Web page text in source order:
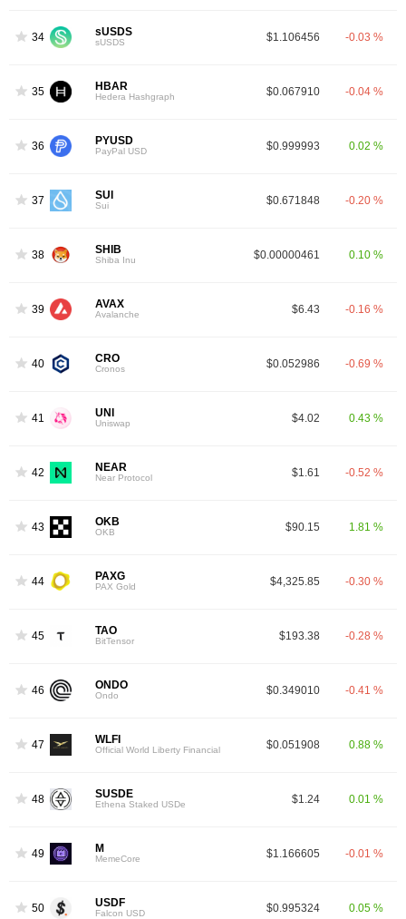
34 sUSDS
sUSDS $1.106456 -0.03 %
35 HBAR
Hedera Hashgraph $0.067910 -0.04 %
36 PYUSD
PayPal USD $0.999993 0.02 %
37 SUI
Sui $0.671848 -0.20 %
38 SHIB
Shiba Inu $0.00000461 0.10 %
39 AVAX
Avalanche $6.43 -0.16 %
40 CRO
Cronos $0.052986 -0.69 %
41 UNI
Uniswap $4.02 0.43 %
42 NEAR
Near Protocol $1.61 -0.52 %
43 OKB
OKB $90.15 1.81 %
44 PAXG
PAX Gold $4,325.85 -0.30 %
45 TAO
BitTensor $193.38 -0.28 %
46 ONDO
Ondo $0.349010 -0.41 %
47 WLFI
Official World Liberty Financial $0.051908 0.88 %
48 SUSDE
Ethena Staked USDe $1.24 0.01 %
49 M
MemeCore $1.166605 -0.01 %
50 USDF
Falcon USD $0.995324 0.05 %